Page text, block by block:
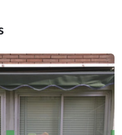
interno
a Oli, Resistente ad Acidi
ai Liquidi
Giallo, Rosso, Verde